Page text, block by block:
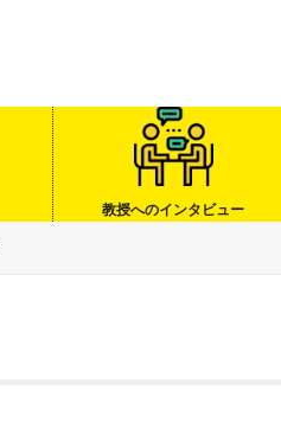
教授へのインタビュー